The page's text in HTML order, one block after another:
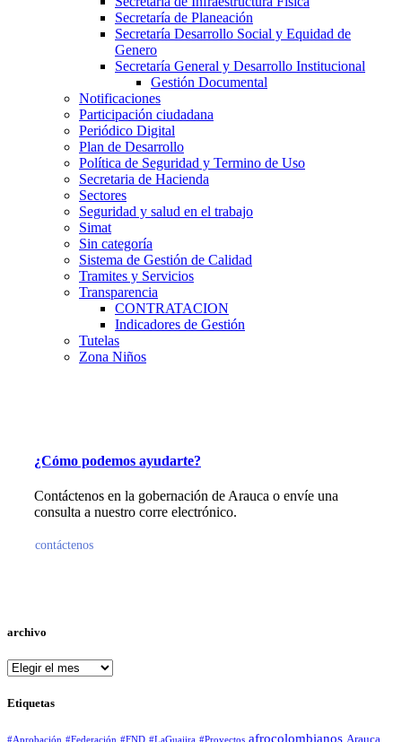
Secretaría de Planeación
Secretaría Desarrollo Social y Equidad de
Genero
Secretaría General y Desarrollo Institucional
Gestión Documental
Notificaciones
Participación ciudadana
Periódico Digital
Plan de Desarrollo
Política de Seguridad y Termino de Uso
Secretaria de Hacienda
Sectores
Seguridad y salud en el trabajo
Simat
Sin categoría
Sistema de Gestión de Calidad
Tramites y Servicios
Transparencia
CONTRATACION
Indicadores de Gestión
Tutelas
Zona Niños
¿Cómo podemos ayudarte?
Contáctenos en la gobernación de Arauca o envíe una
consulta a nuestro corre electrónico.
contáctenos
archivo
archivo
Etiquetas
#Aprobación #Federación #FND #LaGuajira #Proyectos afrocolombianos Arauca